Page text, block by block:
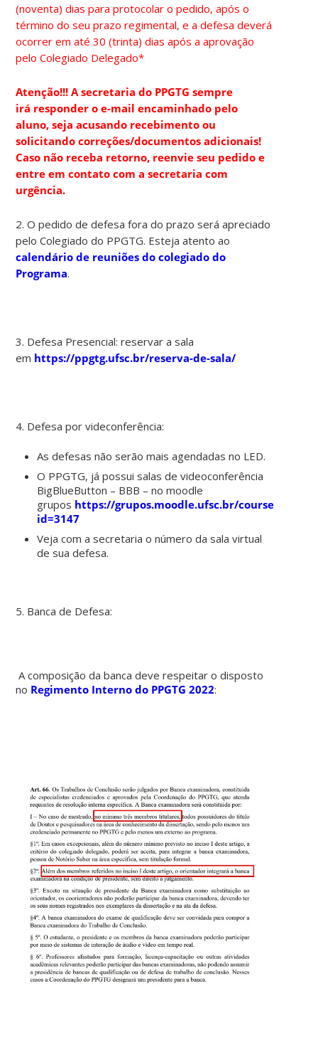
(noventa) dias paraprotocolar o pedido, após o
término do seu prazo regimental, e a defesa deverá
ocorrer em até30 (trinta) dias após a aprovação
pelo Colegiado Delegado*
Atenção!!! A secretaria do PPGTG sempre
irá responder o e-mail encaminhado pelo
aluno, seja acusando recebimento ou
solicitando correções/documentos adicionais!
Caso não receba retorno, reenvie seu pedido e
entre em contato com a secretaria com
urgência.
2. O pedido de defesa fora do prazo será apreciado
pelo Colegiado do PPGTG. Esteja atento ao
calendário de reuniões do colegiado do
Programa.
3. Defesa Presencial: reservar a sala
em https://ppgtg.ufsc.br/reserva-de-sala/
4. Defesa por videconferência:
As defesas não serão mais agendadas no LED.
O PPGTG, já possui salas de videoconferência
BigBlueButton – BBB – no moodle
grupos https://grupos.moodle.ufsc.br/course/
id=3147
Veja com a secretaria o número da sala virtual
de sua defesa.
5. Banca de Defesa:
A composição da banca deve respeitar o disposto
no Regimento Interno do PPGTG 2022: